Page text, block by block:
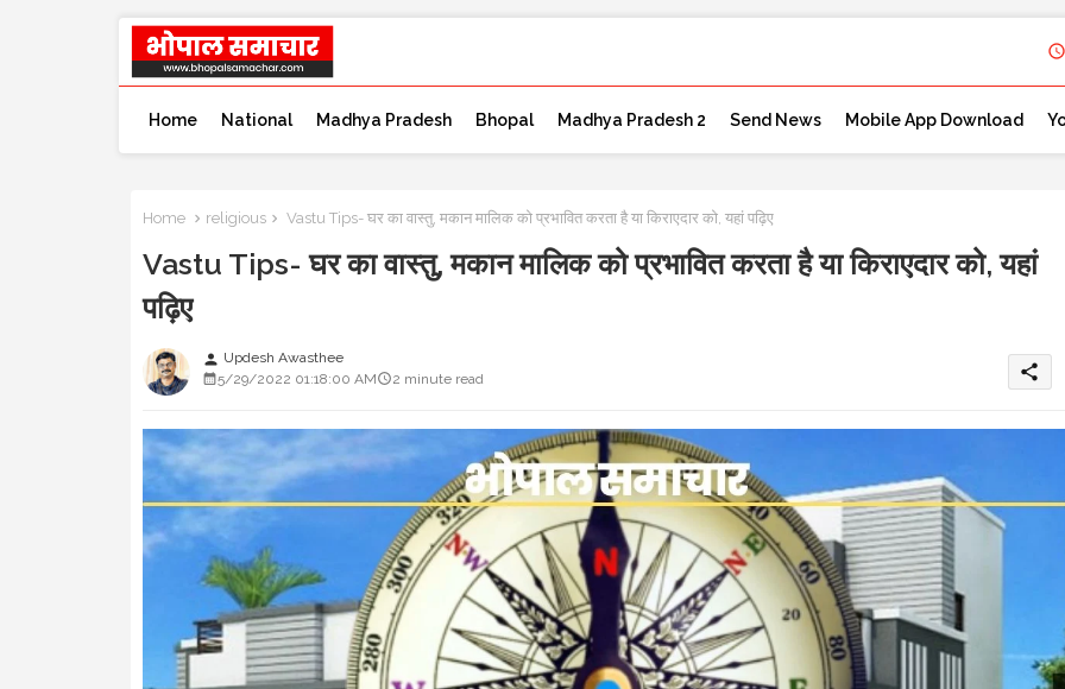
Home National Madhya Pradesh Bhopal Madhya Pradesh 2 Send News Mobile App Download
Home religious Vastu Tips- घर का वास्तु, मकान मालिक को प्रभावित करता है या किराएदार को, यहां पढ़िए
Vastu Tips- घर का वास्तु, मकान मालिक को प्रभावित करता है या किराएदार को, यहां
पढ़िए
person Updesh Awasthee
5/29/2022 01:18:00 AM
2 minute read share